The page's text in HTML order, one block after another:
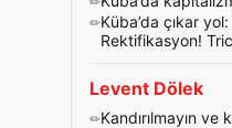
Küba’da çıkar
Rektifikasyon!
Levent Dölek
Kandırılmayın ve